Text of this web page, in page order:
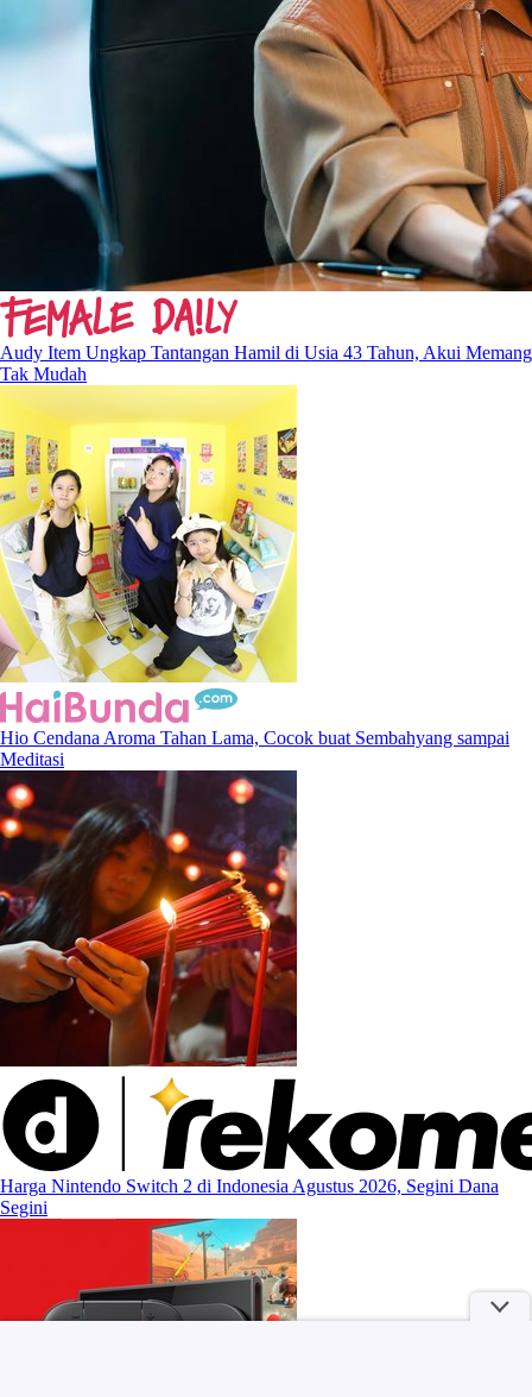
Audy Item Ungkap Tantangan Hamil di Usia 43 Tahun, Akui Memang
Tak Mudah
Hio Cendana Aroma Tahan Lama, Cocok buat Sembahyang sampai
Meditasi
Harga Nintendo Switch 2 di Indonesia Agustus 2026, Segini Dana
Segini